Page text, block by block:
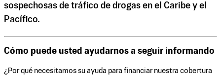
sospechosas de tráfico de drogas en el Caribe y el
Pacífico.
Cómo puede usted ayudarnos a seguir informando
¿Por qué necesitamos su ayuda para financiar nuestra cobertura